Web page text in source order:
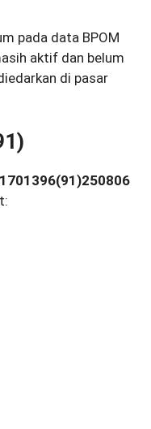
pada data BPOM
aktif dan belum
di pasar